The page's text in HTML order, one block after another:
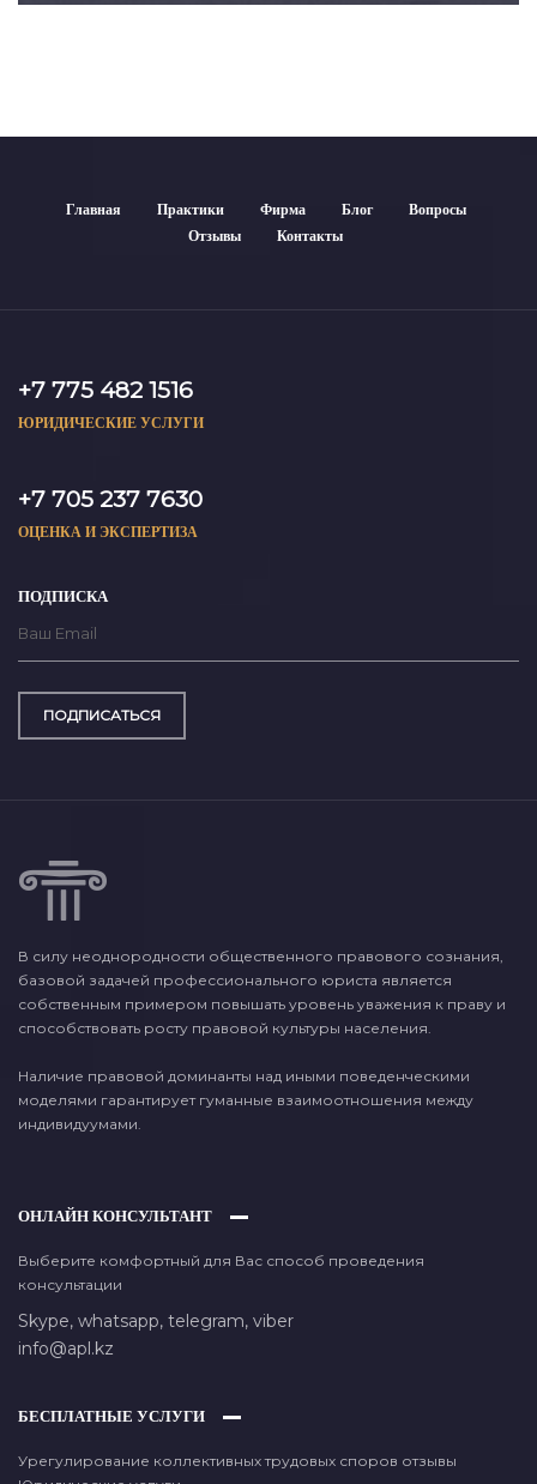
Главная Практики Фирма Блог
Вопросы
Отзывы
Контакты
+7 775 482 1516
ЮРИДИЧЕСКИЕ УСЛУГИ
+7 705 237 7630
ОЦЕНКА И ЭКСПЕРТИЗА
ПОДПИСКА
ПОДПИСАТЬСЯ
В силу неоднородности общественного правового сознания,
базовой задачей профессионального юриста является
собственным примером повышать уровень уважения к праву и
способствовать росту правовой культуры населения.
Наличие правовой доминанты над иными поведенческими
моделями гарантирует гуманные взаимоотношения между
индивидуумами.
ОНЛАЙН КОНСУЛЬТАНТ
Выберите комфортный для Вас способ проведения
консультации
Skype, whatsapp, telegram, viber
info@apl.kz
БЕСПЛАТНЫЕ УСЛУГИ
Урегулирование коллективных трудовых споров отзывы